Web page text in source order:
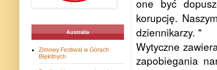
one być
korupcję.
dziennikarzy. "
Wytyczne
zapobiegania
Australia
Zimowy Festiwal w Górach
Błękitnych